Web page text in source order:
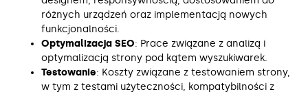
różnych urządzeń oraz implementacją nowych
funkcjonalności.
Optymalizacja SEO: Prace związane z analizą i
optymalizacją strony pod kątem wyszukiwarek.
Testowanie: Koszty związane z testowaniem strony,
w tym z testami użyteczności, kompatybilności z